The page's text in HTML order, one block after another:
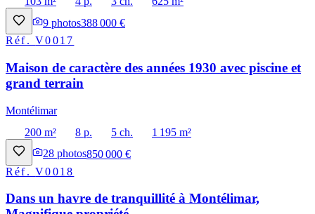
9 photos388 000 €
Réf.V0017
Maison de caractère des années 1930 avec piscine et
grand terrain
Montélimar
200 m²
8 p. 5 ch.
1 195 m²
28 photos850 000 €
Réf.V0018
Dans un havre de tranquillité à Montélimar,